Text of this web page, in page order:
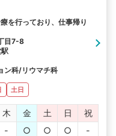
法
を行っており、仕事帰り
目7-8
ン科/リウマチ科
土日
木 金 土 日
祝
- ○ ○ ○
-